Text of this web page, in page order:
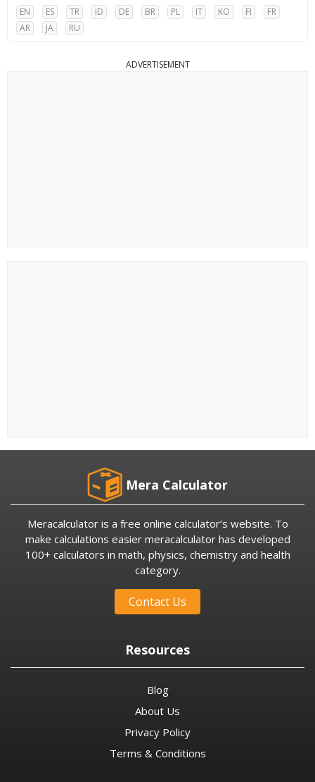
EN ES TR ID DE BR PL IT KO FI
FR
AR
JA RU
ADVERTISEMENT
Mera Calculator
Meracalculator is a free online calculator’s website. To
make calculations easier meracalculator has developed
100+ calculators in math, physics, chemistry and health
category.
Contact Us
Resources
Blog
About Us
Privacy Policy
Terms & Conditions